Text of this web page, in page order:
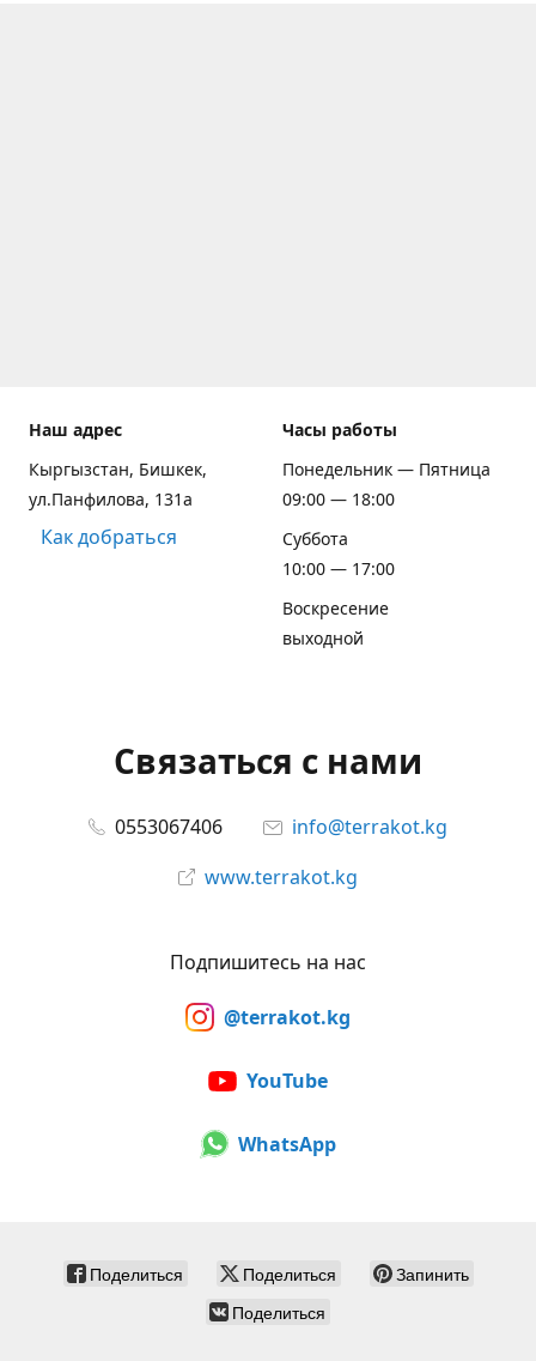
Наш адрес
Кыргызстан, Бишкек,
ул.Панфилова, 131а
Как добраться
Часы работы
Понедельник — Пятница
09:00 — 18:00
Суббота
10:00 — 17:00
Воскресение
выходной
Связаться с нами
0553067406
info@terrakot.kg
www.terrakot.kg
Подпишитесь на нас
@terrakot.kg
YouTube
WhatsApp
Поделиться Поделиться
Запинить
Поделиться